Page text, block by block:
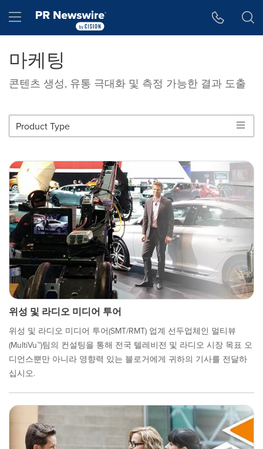
Hamburger menu
마케팅
콘텐츠 생성, 유통 극대화 및 측정 가능한 결과 도출
Product Type
위성 및 라디오 미디어 투어
위성 및 라디오 미디어 투어(SMT/RMT) 업계 선두업체인 멀티뷰
(MultiVu™)팀의 컨설팅을 통해 전국 텔레비전 및 라디오 시장 목표 오
디언스뿐만 아니라 영향력 있는 블로거에게 귀하의 기사를 전달하
십시오.